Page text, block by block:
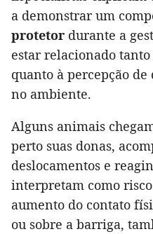
a demonstrar um
protetor durante a
estar relacionado
quanto à percepção
no ambiente.
Alguns animais
perto suas donas,
deslocamentos e
interpretam como
aumento do contato
ou sobre a barriga,